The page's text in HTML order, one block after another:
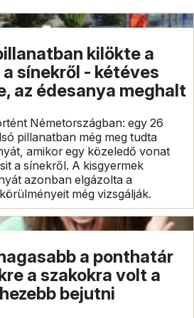
kilökte a
sínekről - kétéves
az édesanya meghalt
Németországban: egy 26
pillanatban még meg tudta
amikor egy közeledő vonat
a sínekről. A kisgyermek
azonban elgázolta a
még vizsgálják.
a ponthatár
a szakokra volt a
bejutni